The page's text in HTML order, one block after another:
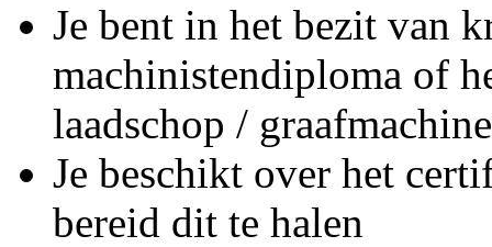
Je bent in het bezit van
machinistendiploma of
laadschop /
Je beschikt over het
bereid dit te halen